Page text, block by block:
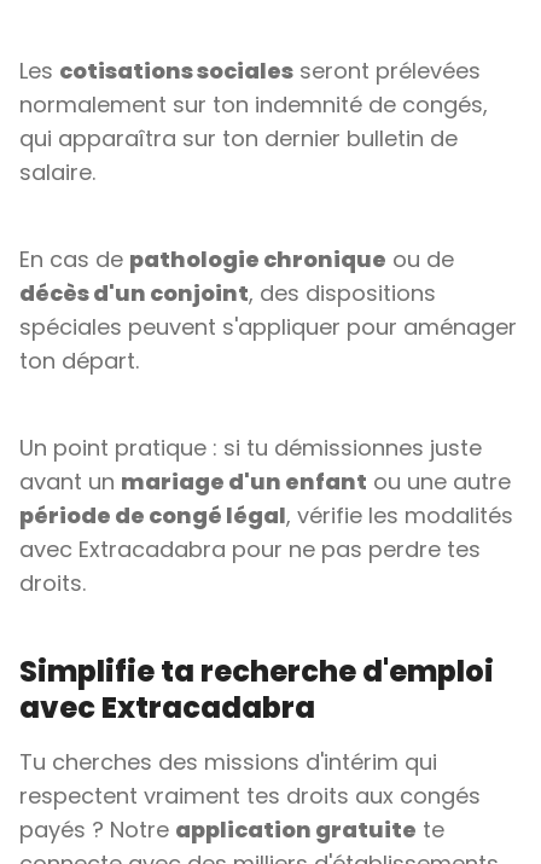
Les cotisations sociales seront prélevées
normalement sur ton indemnité de congés,
qui apparaîtra sur ton dernier bulletin de
salaire.
En cas de pathologie chronique ou de
décès d'un conjoint, des dispositions
spéciales peuvent s'appliquer pour aménager
ton départ.
Un point pratique : si tu démissionnes juste
avant un mariage d'un enfant ou une autre
période de congé légal, vérifie les modalités
avec Extracadabra pour ne pas perdre tes
droits.
Simplifie ta recherche d'emploi
avec Extracadabra
Tu cherches des missions d'intérim qui
respectent vraiment tes droits aux congés
payés ? Notre application gratuite te